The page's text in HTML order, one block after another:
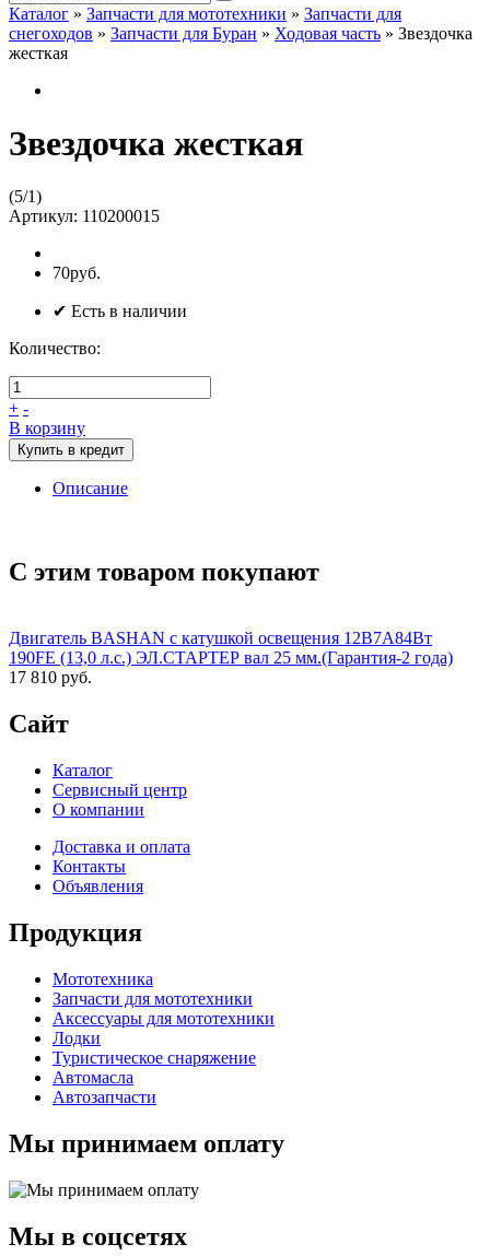
Каталог » Запчасти для мототехники » Запчасти для
снегоходов » Запчасти для Буран » Ходовая часть » Звездочка
жесткая
Звездочка жесткая
(5/1)
Артикул: 110200015
70руб.
✔ Есть в наличии
Количество:
+ -
В корзину
Купить в кредит
Описание
С этим товаром покупают
Двигатель BASHAN с катушкой освещения 12В7А84Вт
190FE (13,0 л.с.) ЭЛ.СТАРТЕР вал 25 мм.(Гарантия-2 года)
17 810 руб.
Сайт
Каталог
Сервисный центр
О компании
Доставка и оплата
Контакты
Объявления
Продукция
Мототехника
Запчасти для мототехники
Аксессуары для мототехники
Лодки
Туристическое снаряжение
Автомасла
Автозапчасти
Мы принимаем оплату
Мы в соцсетях